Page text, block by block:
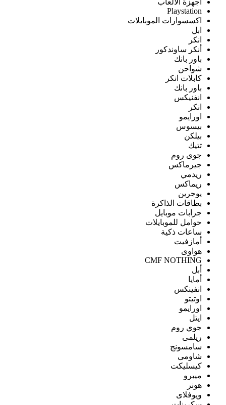
أجهزة الألعاب
Playstation
اكسسوارات الموبايلات
ابل
انكر
أنكر ساوندكور
باور بانك
شواحن
كابلات انكر
باور بانك
انفنيكس
انكر
اورايمو
بيسوس
بيلكن
تتيك
جوى روم
جيرماكس
ريدمي
ريماكس
يوجرين
بطاقات الذاكرة
جرابات موبايل
حوامل للموبايلات
ساعات ذكية
أمازفيت
هواوى
CMF NOTHING
أبل
أمايا
انفينكس
اوتيتو
اورايمو
ايتل
جوي روم
ريلمى
سامسونج
شاومى
كيسليكت
ميبرو
هونر
ويوفلاى